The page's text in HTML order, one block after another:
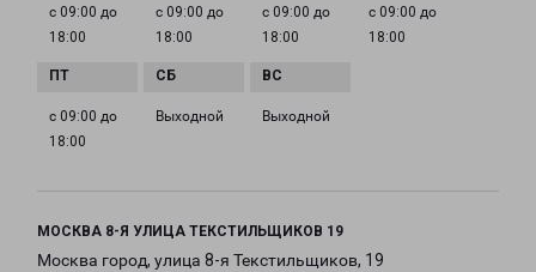
с 09:00 до
18:00
с 09:00 до
18:00
с 09:00 до
18:00
с 09:00 до
18:00
с 09:00 до
18:00
Выходной Выходной
МОСКВА 8-Я УЛИЦА ТЕКСТИЛЬЩИКОВ 19
Москва город, улица 8-я Текстильщиков, 19